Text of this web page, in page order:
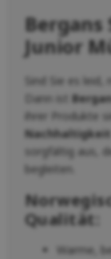
Bergans
Junior
Sind Sie es
Dann ist
ihrer Produkte
sorgfältig aus,
begleiten.
Qualität:
Warme,